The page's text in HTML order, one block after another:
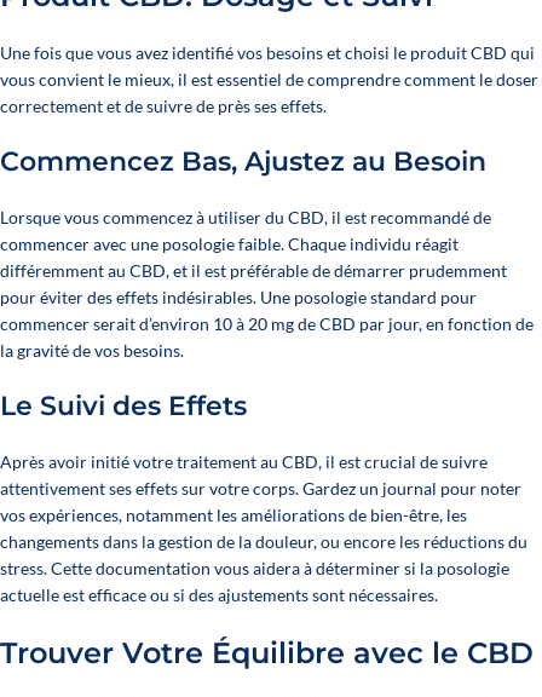
Une fois que vous avez identifié vos besoins et choisi le produit CBD qui
vous convient le mieux, il est essentiel de comprendre comment le doser
correctement et de suivre de près ses effets.
Commencez Bas, Ajustez au Besoin
Lorsque vous commencez à utiliser du CBD, il est recommandé de
commencer avec une posologie faible. Chaque individu réagit
différemment au CBD, et il est préférable de démarrer prudemment
pour éviter des effets indésirables. Une posologie standard pour
commencer serait d’environ 10 à 20 mg de CBD par jour, en fonction de
la gravité de vos besoins.
Le Suivi des Effets
Après avoir initié votre traitement au CBD, il est crucial de suivre
attentivement ses effets sur votre corps. Gardez un journal pour noter
vos expériences, notamment les améliorations de bien-être, les
changements dans la gestion de la douleur, ou encore les réductions du
stress. Cette documentation vous aidera à déterminer si la posologie
actuelle est efficace ou si des ajustements sont nécessaires.
Trouver Votre Équilibre avec le CBD